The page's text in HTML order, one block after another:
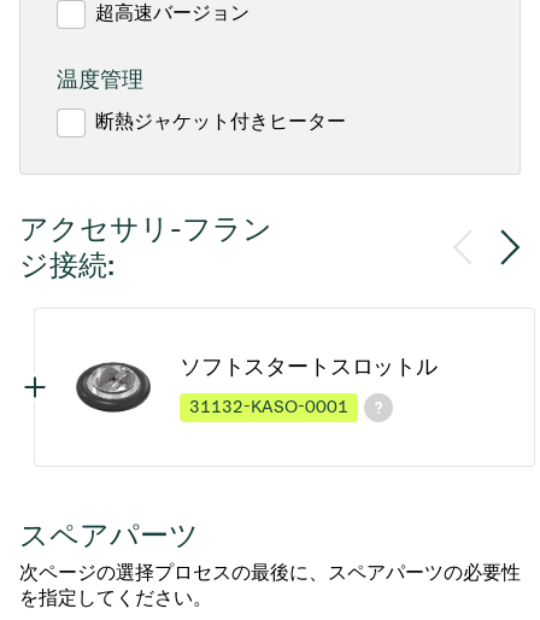
超高速バージョン
温度管理
断熱ジャケット付きヒーター
アクセサリ-フラン
ジ接続:
ソフトスタートスロットル
31132-KASO-0001
スペアパーツ
次ページの選择プロセスの最後に、スペアパーツの必要性
を指定してください。